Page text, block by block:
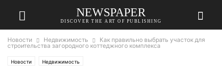
NEWSPAPER
DISCOVER THE ART OF PUBLISHING
Новости Недвижимость
Как правильно выбрать участок для
строительства загородного коттеджного комплекса
Новости Недвижимость